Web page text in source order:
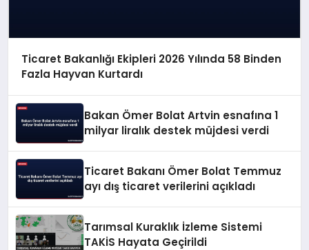
Ticaret Bakanlığı Ekipleri 2026 Yılında 58 Binden
Fazla Hayvan Kurtardı
Bakan Ömer Bolat Artvin esnafına 1
milyar liralık destek müjdesi verdi
Ticaret Bakanı Ömer Bolat Temmuz
ayı dış ticaret verilerini açıkladı
Tarımsal Kuraklık İzleme Sistemi
TAKİS Hayata Geçirildi